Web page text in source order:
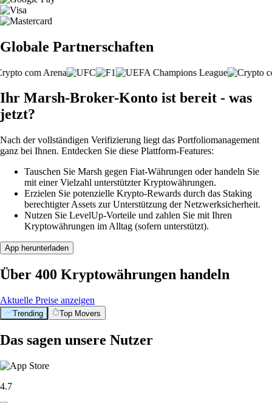
Globale Partnerschaften
Ihr Marsh-Broker-Konto ist bereit - was
jetzt?
Nach der vollständigen Verifizierung liegt das Portfoliomanagement
ganz bei Ihnen. Entdecken Sie diese Plattform-Features:
Tauschen Sie Marsh gegen Fiat-Währungen oder handeln Sie
mit einer Vielzahl unterstützter Kryptowährungen.
Erzielen Sie potenzielle Krypto-Rewards durch das Staking
berechtigter Assets zur Unterstützung der Netzwerksicherheit.
Nutzen Sie LevelUp-Vorteile und zahlen Sie mit Ihren
Kryptowährungen im Alltag (sofern unterstützt).
App herunterladen
Über 400 Kryptowährungen handeln
Aktuelle Preise anzeigen
Trending Top Movers
Das sagen unsere Nutzer
4.7